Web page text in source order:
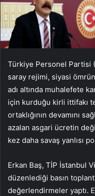
Türkiye Personel Partisi
saray rejimi, siyasi
adı altında muhalefete
için kurduğu kirli ittifakı
ortaklığının devamını
azalan asgari ücretin
kez daha savaş yanlısı
Erkan Baş, TİP İstanbul
düzenlediği basın
değerlendirmeler yaptı.